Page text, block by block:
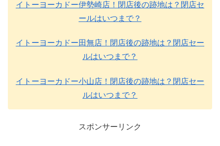
イトーヨーカドー伊勢崎店！閉店後の跡地は？閉店セ
ールはいつまで？
イトーヨーカドー田無店！閉店後の跡地は？閉店セー
ルはいつまで？
イトーヨーカドー小山店！閉店後の跡地は？閉店セー
ルはいつまで？
スポンサーリンク